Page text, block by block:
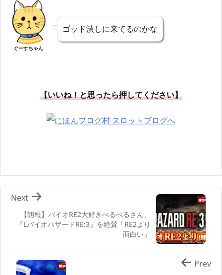
ぐーすちゃん
ゴッド潰しに来てるのかな
【いいね！と思ったら押してください】
【朗報】バイオRE2大好きぺるぺるさん、
『LバイオハザードRE:3』を絶賛「RE2より
面白い」
Next
Prev